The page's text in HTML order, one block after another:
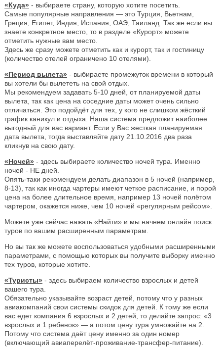
«Куда» - выбираете страну, которую хотите посетить.
Самые популярные направления — это Турция, Вьетнам,
Греция, Египет, Индия, Испания, ОАЭ, Таиланд. Так же если вы
знаете конкретное место, то в разделе «Курорт» можете
отметить нужные вам место.
Здесь же сразу можете отметить как и курорт, так и гостиницу
(количество отелей ограничено 10 отелями).
«Период вылета» - выбираете промежуток времени в который
вы хотели бы вылететь на свой отдых.
Мы рекомендуем задавать 5-10 дней, от планируемой даты
вылета, так как цена на соседние даты может очень сильно
отличаться. Это подойдёт для тех, у кого не слишком жёсткий
график каникул и отдыха. Наша система предложит наиболее
выгодный для вас вариант. Если у Вас жесткая планируемая
дата вылета, тогда выставляйте дату 21.10.2016 два раза
кликнув на свою дату.
«Ночей» - здесь выбираете количество ночей тура. Именно
ночей - НЕ дней.
Опять-таки рекомендуем делать диапазон в 5 ночей (например,
8-13), так как иногда чартеры имеют четкое расписание, и порой
цена на более длительное время, например 13 ночей полётом
чартером, окажется ниже, чем 10 ночей «регулярным рейсом».
Можете уже сейчас нажать «Найти» и мы начнем онлайн поиск
туров по вашим расширенным параметрам.
Но вы так же можете воспользоваться удобными расширенными
параметрами, с помощью которых вы получите выборку именно
тех туров, которые хотите.
«Туристы» - здесь выбираем количество взрослых и детей
вашего тура.
Обязательно указывайте возраст детей, потому что у разных
авиакомпаний свои системы скидок для детей. К тому же если
вас едет компания 6 взрослых и 2 детей, то делайте запрос: «3
взрослых и 1 ребенок» — а потом цену тура умножайте на 2.
Потому что система даёт цену именно за один номер
(включающий авиаперелёт-проживание-трансфер-питание).